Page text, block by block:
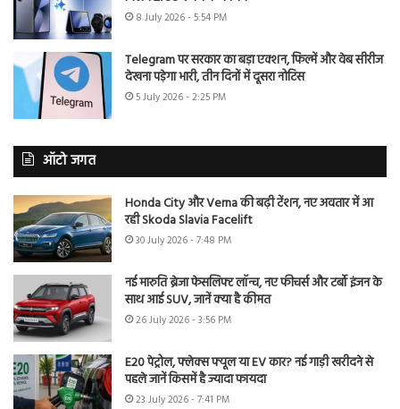
8 July 2026 - 5:54 PM
Telegram पर सरकार का बड़ा एक्शन, फिल्में और वेब सीरीज
देखना पड़ेगा भारी, तीन दिनों में दूसरा नोटिस
5 July 2026 - 2:25 PM
ऑटो जगत
Honda City और Verna की बढ़ी टेंशन, नए अवतार में आ
रही Skoda Slavia Facelift
30 July 2026 - 7:48 PM
नई मारुति ब्रेजा फेसलिफ्ट लॉन्च, नए फीचर्स और टर्बो इंजन के
साथ आई SUV, जानें क्या है कीमत
26 July 2026 - 3:56 PM
E20 पेट्रोल, फ्लेक्स फ्यूल या EV कार? नई गाड़ी खरीदने से
पहले जानें किसमें है ज्यादा फायदा
23 July 2026 - 7:41 PM